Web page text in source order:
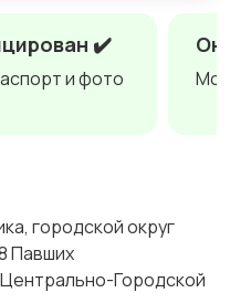
✔️
и фото
городской округ
Павших
Городской